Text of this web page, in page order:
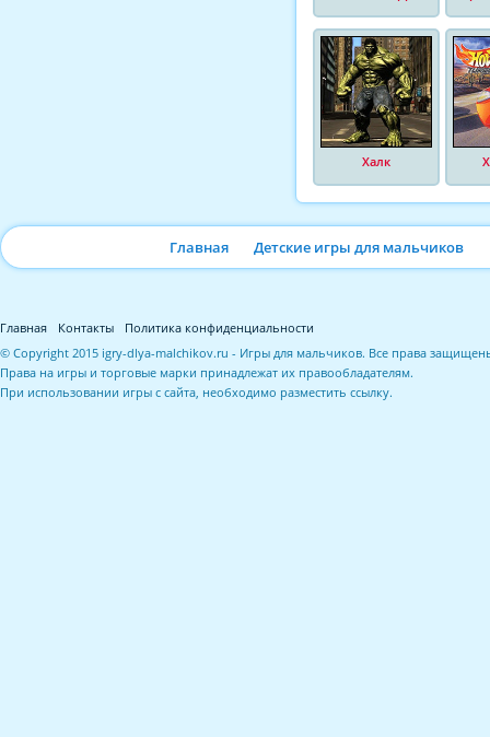
Халк
Главная Детские игры для мальчиков
Главная Контакты
Политика конфиденциальности
© Copyright 2015 igry-dlya-malchikov.ru - Игры для мальчиков. Все права
Права на игры и торговые марки принадлежат их правообладателям.
При использовании игры с сайта, необходимо разместить ссылку.